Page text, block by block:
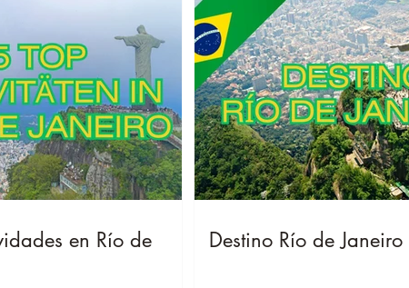
en Río de
Destino Río de Janeiro